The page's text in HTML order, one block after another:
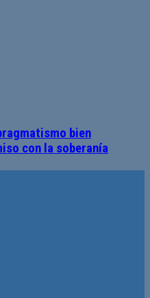
bien
con la soberanía